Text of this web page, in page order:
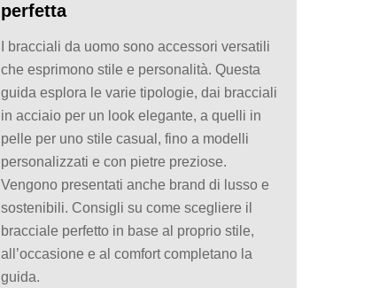
perfetta
I bracciali da uomo sono accessori versatili
che esprimono stile e personalità. Questa
guida esplora le varie tipologie, dai bracciali
in acciaio per un look elegante, a quelli in
pelle per uno stile casual, fino a modelli
personalizzati e con pietre preziose.
Vengono presentati anche brand di lusso e
sostenibili. Consigli su come scegliere il
bracciale perfetto in base al proprio stile,
all’occasione e al comfort completano la
guida.